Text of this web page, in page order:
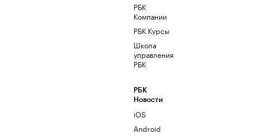
РБК
Компании
РБК Курсы
Школа
управления
РБК
РБК
Новости
iOS
Android